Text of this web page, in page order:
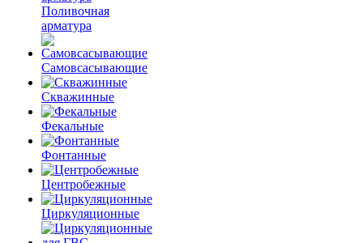
Поливочная
арматура
Самовсасывающие
Скважинные
Фекальные
Фонтанные
Центробежные
Циркуляционные